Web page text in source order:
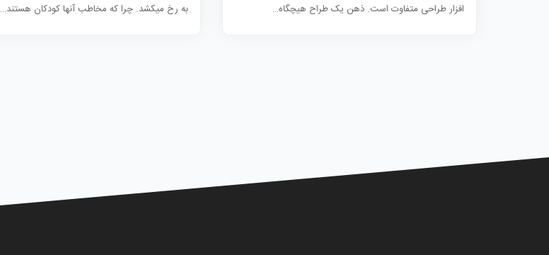
افزار طراحی متفاوت است. ذهن یک طراح هیچگاه…
به رخ میکشد. چرا که مخاطب آنها کودکان هستند…